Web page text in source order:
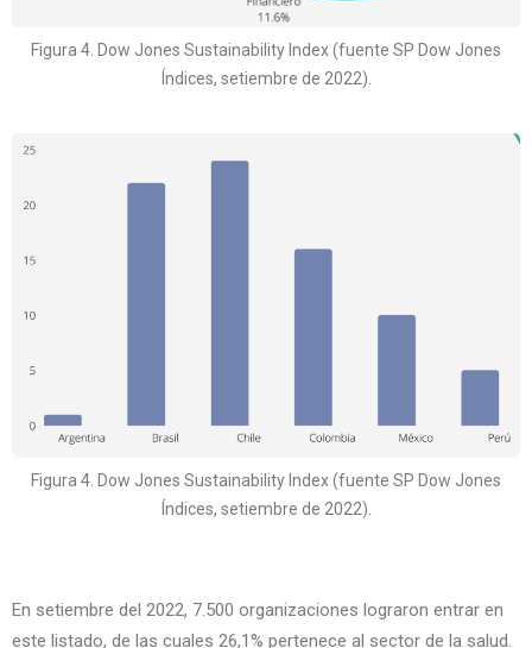
Figura 4. Dow Jones Sustainability Index (fuente SP Dow Jones
Índices, setiembre de 2022).
Figura 4. Dow Jones Sustainability Index (fuente SP Dow Jones
Índices, setiembre de 2022).
En setiembre del 2022, 7.500 organizaciones lograron entrar en
este listado, de las cuales 26,1% pertenece al sector de la salud.